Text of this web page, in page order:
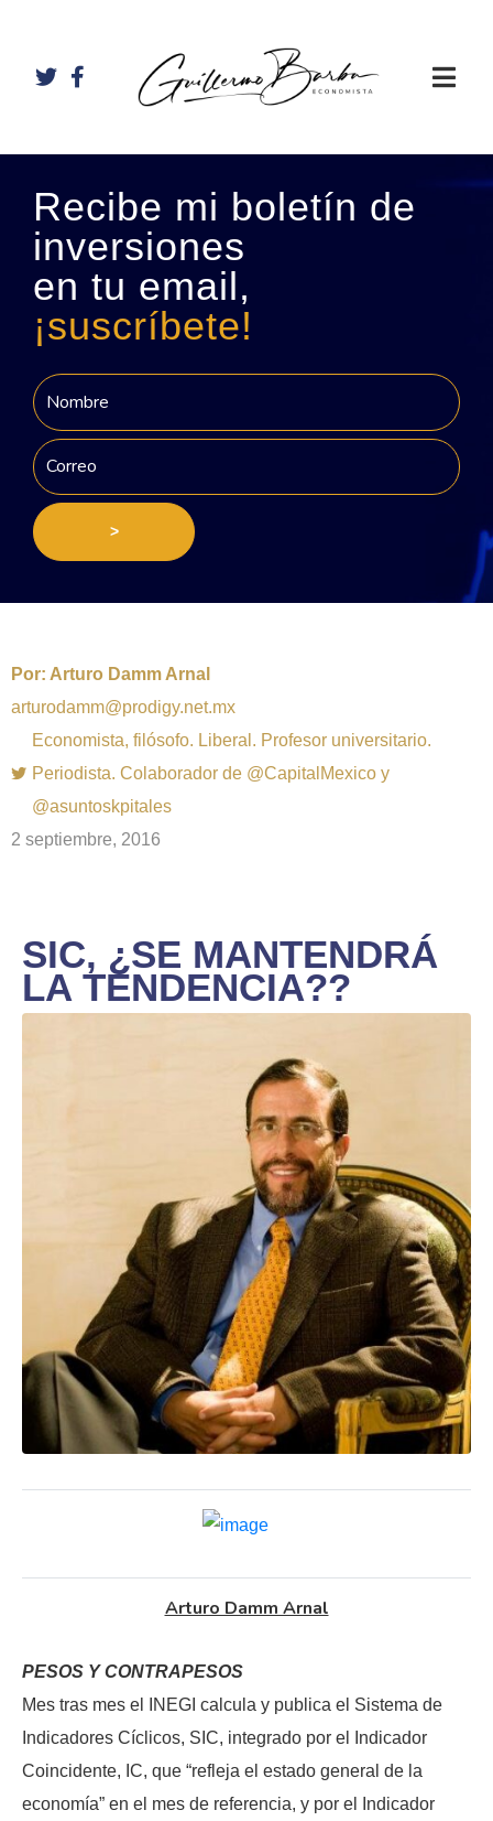
Recibe mi boletín de
inversiones
en tu email,
¡suscríbete!
>
Por: Arturo Damm Arnal
arturodamm@prodigy.net.mx
Economista, filósofo. Liberal. Profesor universitario.
Periodista. Colaborador de @CapitalMexico y
@asuntoskpitales
2 septiembre, 2016
SIC, ¿SE MANTENDRÁ
LA TENDENCIA??
Arturo Damm Arnal
PESOS Y CONTRAPESOS
Mes tras mes el INEGI calcula y publica el Sistema de
Indicadores Cíclicos, SIC, integrado por el Indicador
Coincidente, IC, que “refleja el estado general de la
economía” en el mes de referencia, y por el Indicador